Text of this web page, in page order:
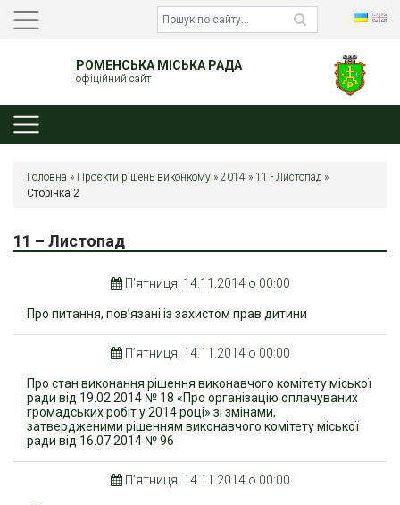
РОМЕНСЬКА МІСЬКА РАДА
офіційний сайт
Головна » Проєкти рішень виконкому » 2014 » 11 - Листопад »
Сторінка 2
11 – Листопад
П’ятниця, 14.11.2014 о 00:00
Про питання, пов’язані із захистом прав дитини
П’ятниця, 14.11.2014 о 00:00
Про стан виконання рішення виконавчого комітету міської
ради від 19.02.2014 № 18 «Про організацію оплачуваних
громадських робіт у 2014 році» зі змінами,
затвердженими рішенням виконавчого комітету міської
ради від 16.07.2014 № 96
П’ятниця, 14.11.2014 о 00:00